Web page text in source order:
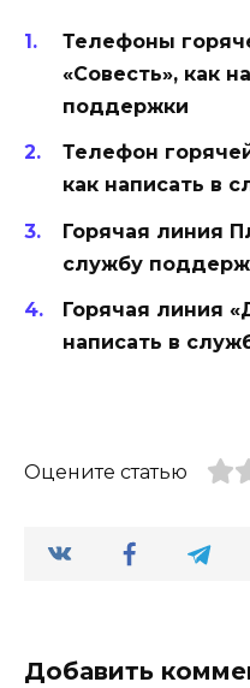
Телефоны
«Совесть», как
поддержки
Телефон
как написать в
Горячая линия
службу
Горячая линия
написать в
Оцените статью
Добавить